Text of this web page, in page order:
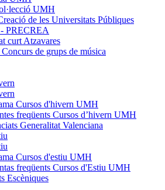
UMH
de les Universitats Públiques
PRECREA
curt Atzavares
de grups de música
Cursos d'hivern UMH
freqüents Cursos d’hivern UMH
Generalitat Valenciana
Cursos d'estiu UMH
freqüents Cursos d'Estiu UMH
Escèniques